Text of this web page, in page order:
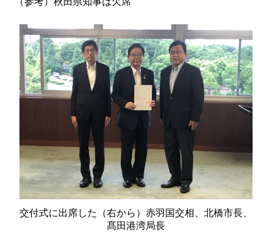
交付式に出席した（右から）赤羽国交相、北橋市長、
髙田港湾局長